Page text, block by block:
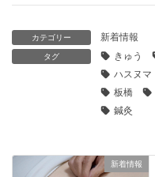
カテゴリー 新着情報
タグ きゅう
ハスヌマ
板橋
鍼灸
新着情報